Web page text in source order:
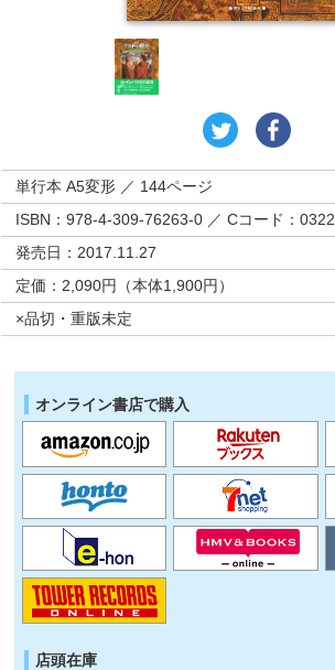
単行本 A5変形 ／ 144ページ
ISBN：978-4-309-76263-0 ／ Cコード：0322
発売日：2017.11.27
定価：2,090円（本体1,900円）
×品切・重版未定
オンライン書店で購入
店頭在庫